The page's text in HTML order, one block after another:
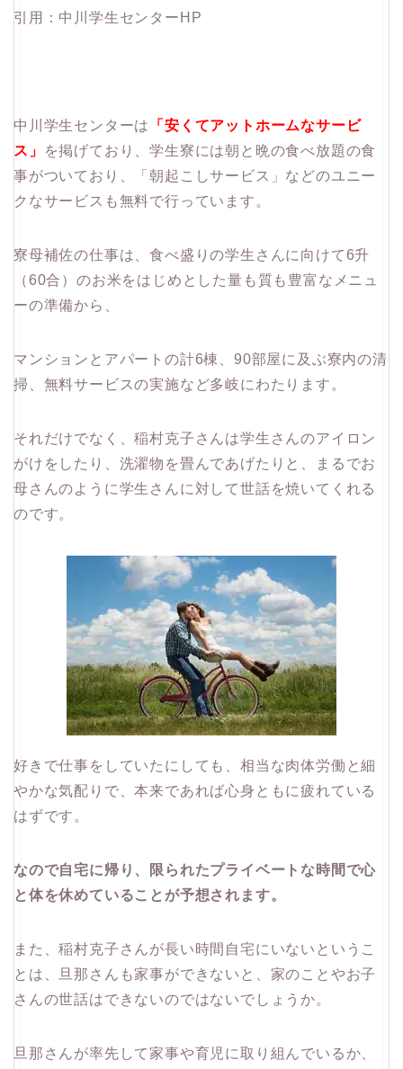
引用：中川学生センターHP
中川学生センターは
「安くてアットホームなサービ
ス」
を掲げており、学生寮には朝と晩の食べ放題の食
事がついており、「朝起こしサービス」などのユニー
クなサービスも無料で行っています。
寮母補佐の仕事は、食べ盛りの学生さんに向けて6升
（60合）のお米をはじめとした量も質も豊富なメニュ
ーの準備から、
マンションとアパートの計6棟、90部屋に及ぶ寮内の清
掃、無料サービスの実施など多岐にわたります。
それだけでなく、稲村克子さんは学生さんのアイロン
がけをしたり、洗濯物を畳んであげたりと、まるでお
母さんのように学生さんに対して世話を焼いてくれる
のです。
好きで仕事をしていたにしても、相当な肉体労働と細
やかな気配りで、本来であれば心身ともに疲れている
はずです。
なので自宅に帰り、限られたプライベートな時間で心
と体を休めていることが予想されます。
また、稲村克子さんが長い時間自宅にいないというこ
とは、旦那さんも家事ができないと、家のことやお子
さんの世話はできないのではないでしょうか。
旦那さんが率先して家事や育児に取り組んでいるか、